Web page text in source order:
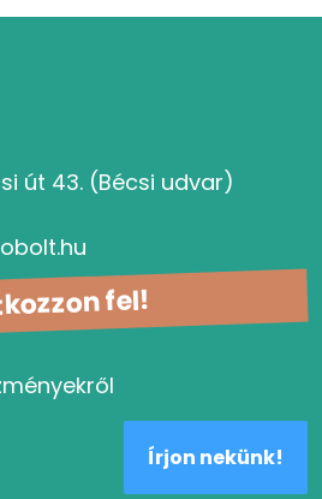
fel!
Írjon nekünk!
út 43. (Bécsi udvar)